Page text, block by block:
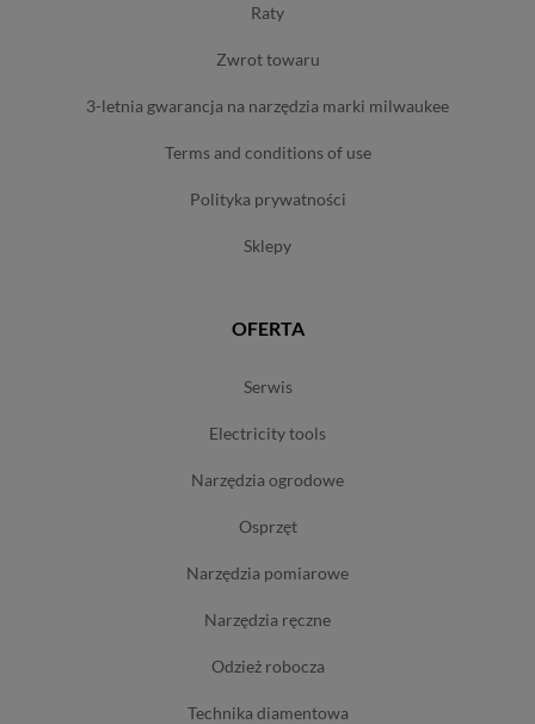
raty
zwrot towaru
3-letnia gwarancja na narzędzia marki milwaukee
terms and conditions of use
polityka prywatności
sklepy
OFERTA
serwis
electricity tools
narzędzia ogrodowe
osprzęt
narzędzia pomiarowe
narzędzia ręczne
odzież robocza
technika diamentowa